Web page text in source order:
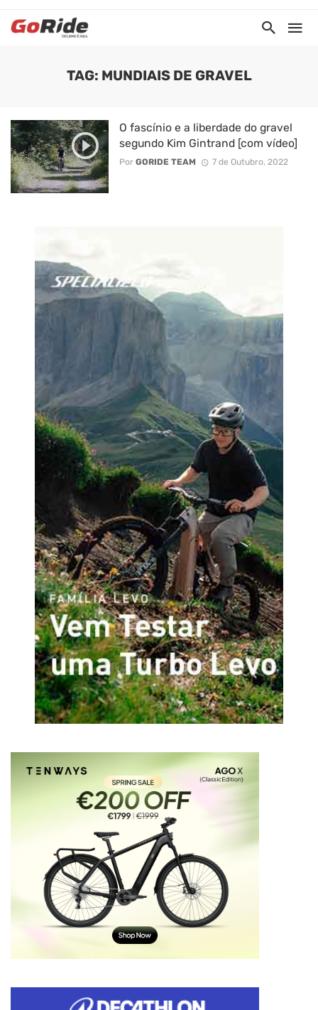
TAG: MUNDIAIS DE GRAVEL
O fascínio e a liberdade do gravel
segundo Kim Gintrand [com vídeo]
Por GORIDE TEAM 7 de Outubro, 2022